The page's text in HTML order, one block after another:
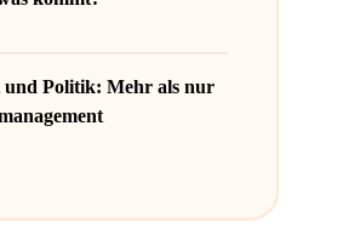
und Politik: Mehr als nur